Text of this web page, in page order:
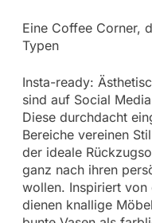
Eine Coffee Corner,
Typen
Insta-ready:
sind auf Social
Diese durchdacht
Bereiche vereinen
der ideale
ganz nach ihren
wollen. Inspiriert von
dienen knallige